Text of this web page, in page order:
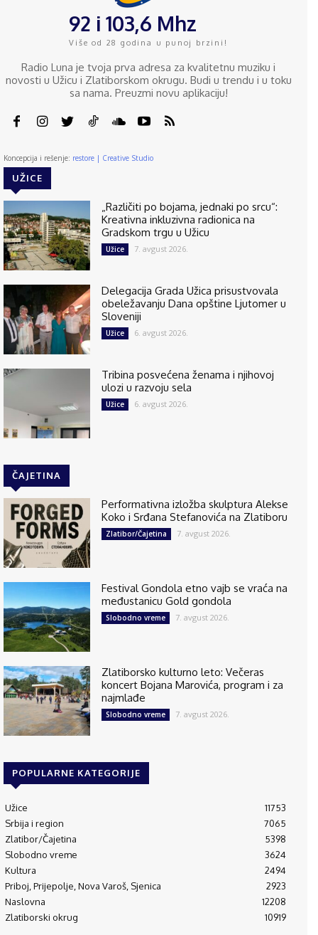
92 i 103,6 Mhz
Više od 28 godina u punoj brzini!
Radio Luna je tvoja prva adresa za kvalitetnu muziku i
novosti u Užicu i Zlatiborskom okrugu. Budi u trendu i u toku
sa nama. Preuzmi novu aplikaciju!
Koncepcija i rešenje: restore | Creative Studio
UŽICE
„Različiti po bojama, jednaki po srcu“:
Kreativna inkluzivna radionica na
Gradskom trgu u Užicu
Užice 7. avgust 2026.
Delegacija Grada Užica prisustvovala
obeležavanju Dana opštine Ljutomer u
Sloveniji
Užice 6. avgust 2026.
Tribina posvećena ženama i njihovoj
ulozi u razvoju sela
Užice 6. avgust 2026.
ČAJETINA
Performativna izložba skulptura Alekse
Koko i Srđana Stefanovića na Zlatiboru
Zlatibor/Čajetina 7. avgust 2026.
Festival Gondola etno vajb se vraća na
međustanicu Gold gondola
Slobodno vreme 7. avgust 2026.
Zlatiborsko kulturno leto: Večeras
koncert Bojana Marovića, program i za
najmlađe
Slobodno vreme 7. avgust 2026.
POPULARNE KATEGORIJE
Užice
11753
Srbija i region
7065
Zlatibor/Čajetina
5398
Slobodno vreme
3624
Kultura
2494
Priboj, Prijepolje, Nova Varoš, Sjenica
2923
Naslovna
12208
Zlatiborski okrug
10919